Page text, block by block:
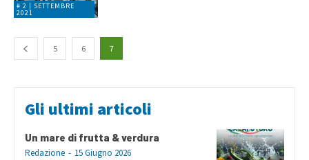
# 2 | SETTEMBRE
2021
5 6 7
Gli ultimi articoli
Un mare di frutta & verdura
Redazione - 15 Giugno 2026